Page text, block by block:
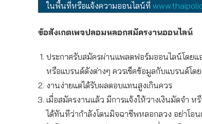
ในพื้นที่หรือแจ้งความออนไลน์ที่
ข้อสังเกตเพจปลอมหลอกสมัครงานออนไลน์
ประกาศรับสมัครผ่านแพลตฟอร์มออนไลน์โดยแ
หรือแบรนด์ดังต่างๆ ควรเช็คข้อมูลกับแบรนด์โด
งานง่ายแต่ได้รับผลตอบแทนสูงเกินควร
เมื่อสมัครงานแล้ว มีการแจ้งให้วางเงินมัดจำ
ได้ทันทีว่ากำลังโดนมิจฉาชีพหลอกลวง อย่าโอน